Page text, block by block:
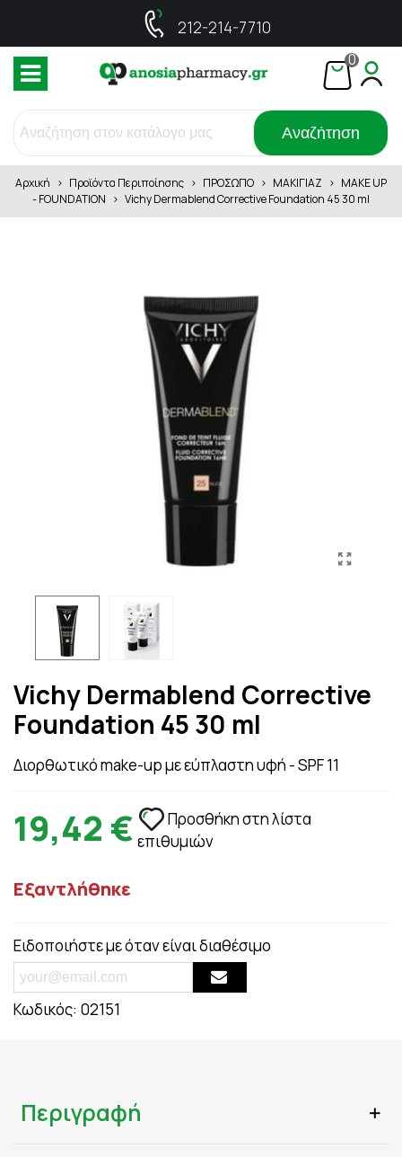
212-214-7710
0
Αναζήτηση
Αρχική > Προϊόντα Περιποίησης > ΠΡΟΣΩΠΟ > ΜΑΚΙΓΙΑΖ > MAKE UP
- FOUNDATION > Vichy Dermablend Corrective Foundation 45 30 ml
Vichy Dermablend Corrective
Foundation 45 30 ml
Διορθωτικό make-up με εύπλαστη υφή - SPF 11
19,42 €
Προσθήκη στη λίστα
επιθυμιών
Εξαντλήθηκε
Ειδοποιήστε με όταν είναι διαθέσιμο
Κωδικός: 02151
Περιγραφή